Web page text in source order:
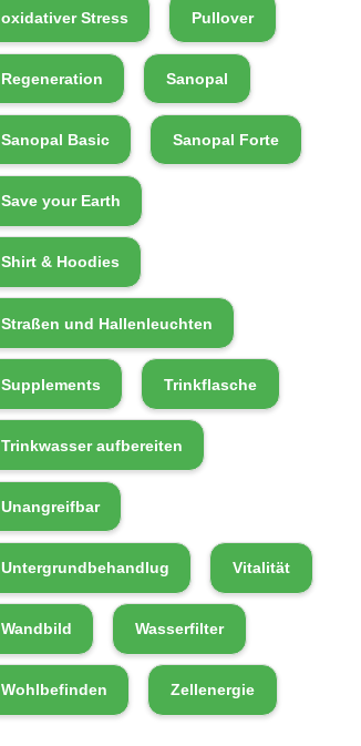
oxidativer Stress Pullover
Regeneration Sanopal
Sanopal Basic Sanopal Forte
Save your Earth
Shirt & Hoodies
Straßen und Hallenleuchten
Supplements Trinkflasche
Trinkwasser aufbereiten
Unangreifbar
Untergrundbehandlug Vitalität
Wandbild Wasserfilter
Wohlbefinden Zellenergie